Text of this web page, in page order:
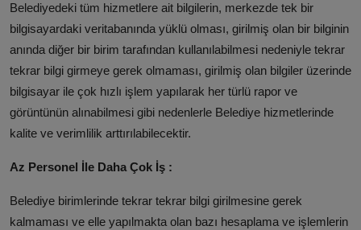
Belediyedeki tüm hizmetlere ait bilgilerin, merkezde tek bir
bilgisayardaki veritabanında yüklü olması, girilmiş olan bir bilginin
anında diğer bir birim tarafından kullanılabilmesi nedeniyle tekrar
tekrar bilgi girmeye gerek olmaması, girilmiş olan bilgiler üzerinde
bilgisayar ile çok hızlı işlem yapılarak her türlü rapor ve
görüntünün alınabilmesi gibi nedenlerle Belediye hizmetlerinde
kalite ve verimlilik arttırılabilecektir.
Az Personel İle Daha Çok İş :
Belediye birimlerinde tekrar tekrar bilgi girilmesine gerek
kalmaması ve elle yapılmakta olan bazı hesaplama ve işlemlerin